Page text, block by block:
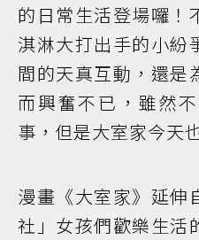
的日常生活登場囉！
淇淋大打出手的小紛
間的天真互動，還是
而興奮不已，雖然
事，但是大室家今天
漫畫《大室家》延伸
社」女孩們歡樂生活